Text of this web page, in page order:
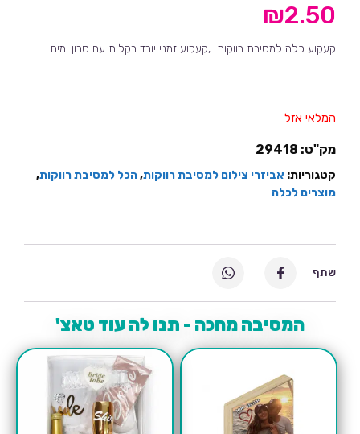
₪2.50
קעקוע כלה למסיבת רווקות ,קעקוע זמני יורד בקלות עם סבון ומים.
המלאי אזל
מק"ט: 29418
קטגוריות: אביזרי צילום למסיבת רווקות,הכל למסיבת רווקות,
מוצרים לכלה
המסיבה מחכה - תנו לה עוד טאצ'
שתף